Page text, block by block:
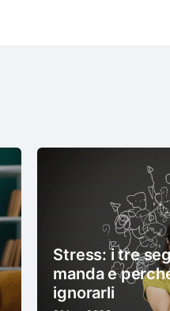
Stress: i tre
manda e
ignorarli